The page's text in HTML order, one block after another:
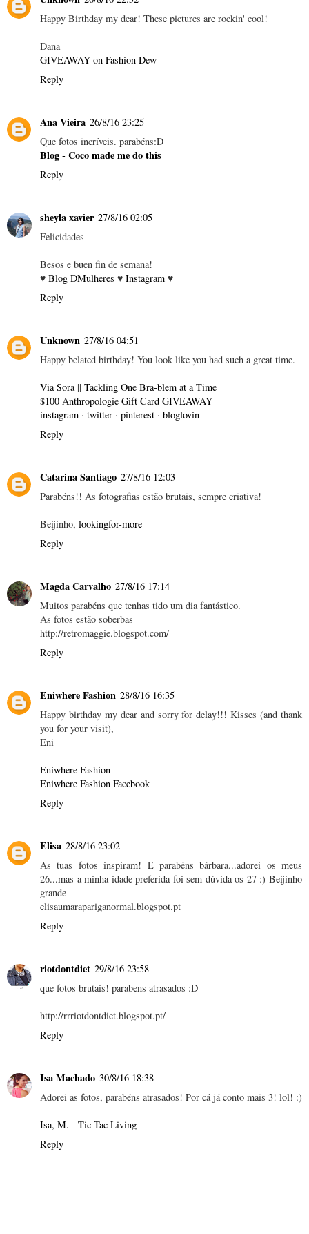
Happy Birthday my dear! These pictures are rockin' cool!
Dana
GIVEAWAY on Fashion Dew
Reply
Ana Vieira 26/8/16 23:25
Que fotos incríveis. parabéns:D
Blog - Coco made me do this
Reply
sheyla xavier 27/8/16 02:05
Felicidades
Besos e buen fin de semana!
♥ Blog DMulheres ♥ Instagram ♥
Reply
Unknown 27/8/16 04:51
Happy belated birthday! You look like you had such a great time.
Via Sora || Tackling One Bra-blem at a Time
$100 Anthropologie Gift Card GIVEAWAY
instagram · twitter · pinterest · bloglovin
Reply
Catarina Santiago 27/8/16 12:03
Parabéns!! As fotografias estão brutais, sempre criativa!
Beijinho, lookingfor-more
Reply
Magda Carvalho 27/8/16 17:14
Muitos parabéns que tenhas tido um dia fantástico.
As fotos estão soberbas
http://retromaggie.blogspot.com/
Reply
Eniwhere Fashion 28/8/16 16:35
Happy birthday my dear and sorry for delay!!! Kisses (and thank
you for your visit),
Eni
Eniwhere Fashion
Eniwhere Fashion Facebook
Reply
Elisa 28/8/16 23:02
As tuas fotos inspiram! E parabéns bárbara...adorei os meus
26...mas a minha idade preferida foi sem dúvida os 27 :) Beijinho
grande
elisaumarapariganormal.blogspot.pt
Reply
riotdontdiet 29/8/16 23:58
que fotos brutais! parabens atrasados :D
http://rrriotdontdiet.blogspot.pt/
Reply
Isa Machado 30/8/16 18:38
Adorei as fotos, parabéns atrasados! Por cá já conto mais 3! lol! :)
Isa, M. - Tic Tac Living
Reply